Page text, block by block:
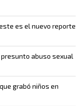
es el nuevo reporte
abuso sexual
grabó niños en